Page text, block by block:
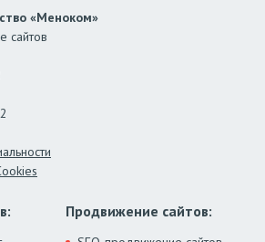
«Меноком»
сайтов
Продвижение сайтов: